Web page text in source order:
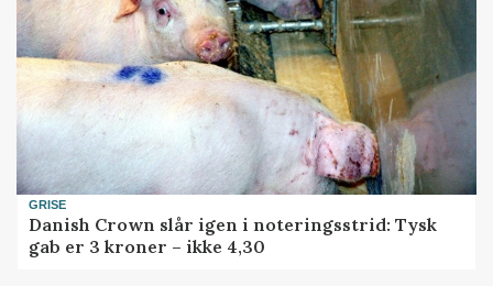
GRISE
Danish Crown slår igen i noteringsstrid: Tysk
gab er 3 kroner – ikke 4,30